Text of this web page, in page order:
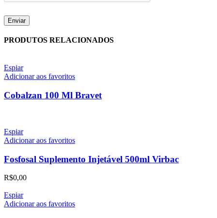
PRODUTOS RELACIONADOS
Espiar
Adicionar aos favoritos
Cobalzan 100 Ml Bravet
Espiar
Adicionar aos favoritos
Fosfosal Suplemento Injetável 500ml Virbac
R$0,00
Espiar
Adicionar aos favoritos